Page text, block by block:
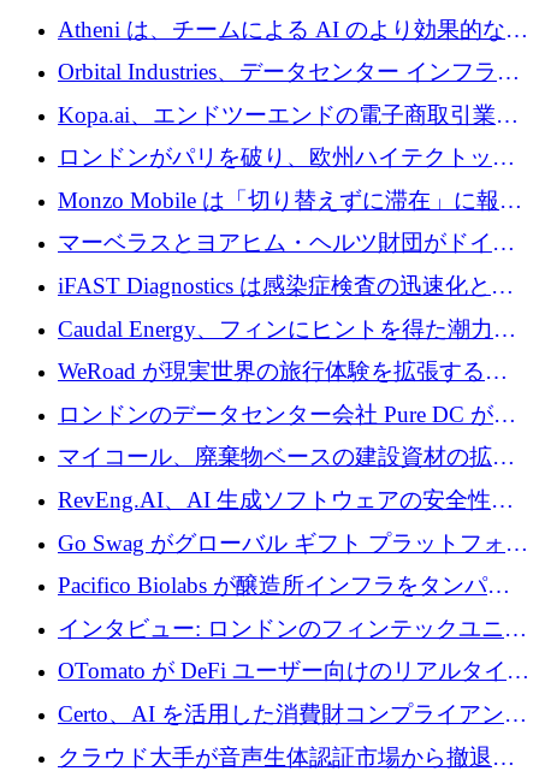
目を向けているため、InRentoの資金調達額は
1億ユーロを突破
Atheni は、チームによる AI のより効果的な使
用を支援するために 35 万ポンドを確保
Orbital Industries、データセンター インフラス
トラクチャ システムの拡張に 5,000 万ドルを
確保
Kopa.ai、エンドツーエンドの電子商取引業務
用の AI エージェントを構築するために 200
万ユーロを調達
ロンドンがパリを破り、欧州ハイテクトップ
の座を奪還
Monzo Mobile は「切り替えずに滞在」に報酬
を与える
マーベラスとヨアヒム・ヘルツ財団がドイツ
の商業化ギャップを埋めるために2,000万ユー
ロのディープテック基金を立ち上げる
iFAST Diagnostics は感染症検査の迅速化と抗
菌薬耐性への取り組みに 500 万ポンドを寄付
Caudal Energy、フィンにヒントを得た潮力発
電技術の規模拡大に向けて 430 万ポンドを調
WeRoad が現実世界の旅行体験を拡張するた
めに 5,800 万ドルを獲得
ロンドンのデータセンター会社 Pure DC が欧
州と中東の拡張に 27 億ドルを確保
マイコール、廃棄物ベースの建設資材の拡大
に400万ポンドを投資
RevEng.AI、AI 生成ソフトウェアの安全性を
確保するために 1,500 万ドルを調達
Go Swag がグローバル ギフト プラットフォー
ムを拡大するために 500 万ドルを調達
Pacifico Biolabs が醸造所インフラをタンパク
質生産に転換するために 700 万ユーロを調達
インタビュー: ロンドンのフィンテックユニコ
ーン Tide の CEO、オリバー・プリル氏
OTomato が DeFi ユーザー向けのリアルタイム
インテリジェンス レイヤーを構築するために
Improbable から 200 万ドルを調達
Certo、AI を活用した消費財コンプライアンス
プラットフォームのために 400 万ドルを調達
クラウド大手が音声生体認証市場から撤退す